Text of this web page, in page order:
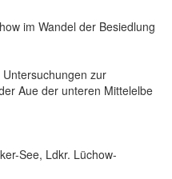
im Wandel der Besiedlung
zur
Aue der unteren Mittelelbe
See, Ldkr. Lüchow-